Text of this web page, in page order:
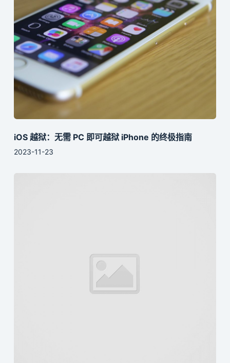
iOS 越狱：无需 PC 即可越狱 iPhone 的终极指南
2023-11-23